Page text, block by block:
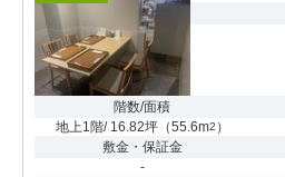
階数/面積
地上1階/ 16.82坪（55.6m2 ）
敷金・保証金
-